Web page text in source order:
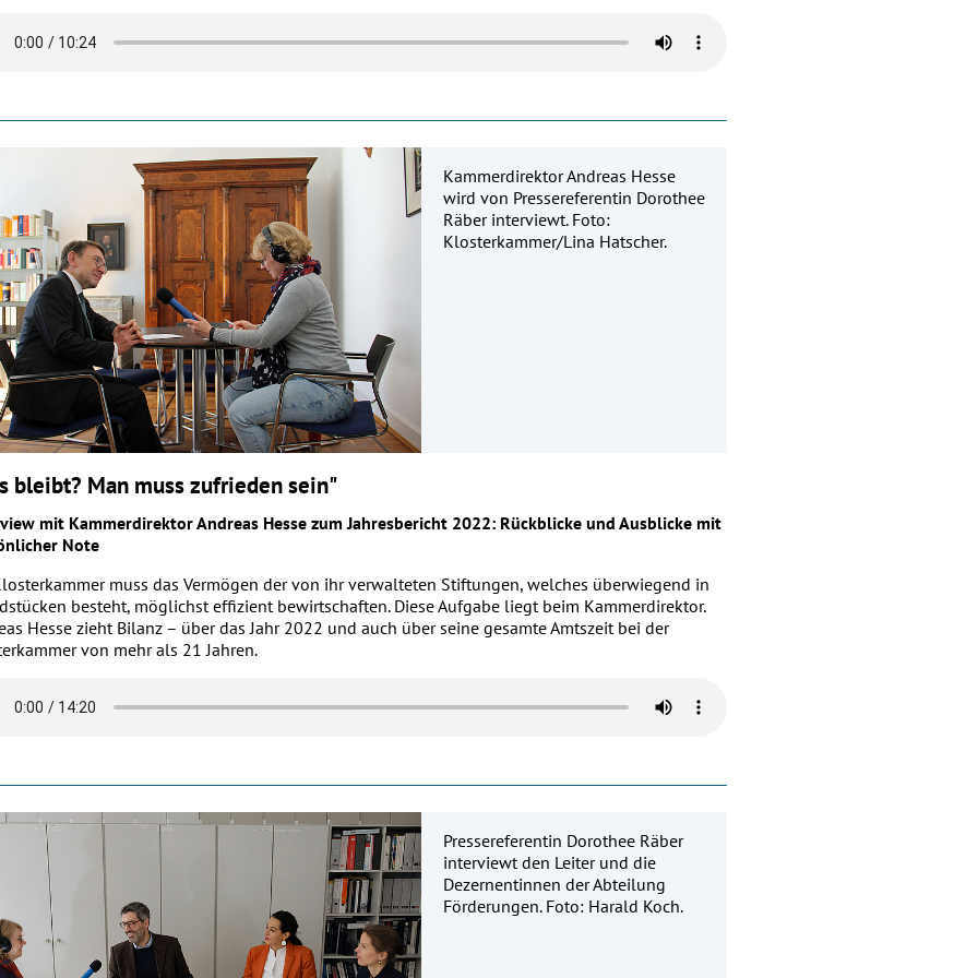
Kammerdirektor Andreas Hesse
wird von Pressereferentin Dorothee
Räber interviewt. Foto:
Klosterkammer/Lina Hatscher.
bleibt? Man muss zufrieden sein"
mit Kammerdirektor Andreas Hesse zum Jahresbericht 2022: Rückblicke und Ausblicke mit
Note
muss das Vermögen der von ihr verwalteten Stiftungen, welches überwiegend in
besteht, möglichst effizient bewirtschaften. Diese Aufgabe liegt beim Kammerdirektor.
Hesse zieht Bilanz – über das Jahr 2022 und auch über seine gesamte Amtszeit bei der
von mehr als 21 Jahren.
Pressereferentin Dorothee Räber
interviewt den Leiter und die
Dezernentinnen der Abteilung
Förderungen. Foto: Harald Koch.